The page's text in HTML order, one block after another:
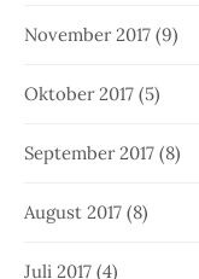
November 2017 (9)
Oktober 2017 (5)
September 2017 (8)
August 2017 (8)
Juli 2017 (4)